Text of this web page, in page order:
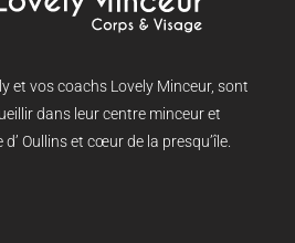
et vos coachs Lovely Minceur, sont
dans leur centre minceur et
Oullins et cœur de la presqu’île.